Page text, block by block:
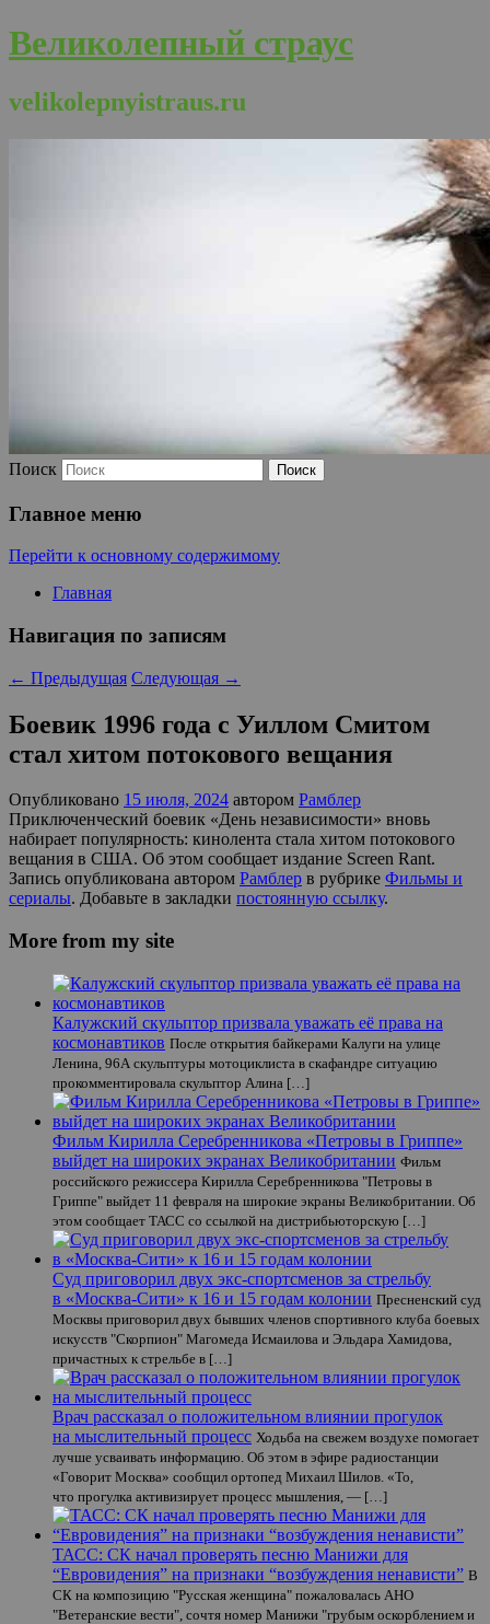
Великолепный страус
velikolepnyistraus.ru
Поиск
Главное меню
Перейти к основному содержимому
Главная
Навигация по записям
← Предыдущая Следующая →
Боевик 1996 года с Уиллом Смитом
стал хитом потокового вещания
Опубликовано 15 июля, 2024 автором Рамблер
Приключенческий боевик «День независимости» вновь
набирает популярность: кинолента стала хитом потокового
вещания в США. Об этом сообщает издание Screen Rant.
Запись опубликована автором Рамблер в рубрике Фильмы и
сериалы. Добавьте в закладки постоянную ссылку.
More from my site
Калужский скульптор призвала уважать её права на
космонавтиков После открытия байкерами Калуги на улице
Ленина, 96А скульптуры мотоциклиста в скафандре ситуацию
прокомментировала скульптор Алина […]
Фильм Кирилла Серебренникова «Петровы в Гриппе»
выйдет на широких экранах Великобритании Фильм
российского режиссера Кирилла Серебренникова "Петровы в
Гриппе" выйдет 11 февраля на широкие экраны Великобритании. Об
этом сообщает ТАСС со ссылкой на дистрибьюторскую […]
Суд приговорил двух экс-спортсменов за стрельбу
в «Москва-Сити» к 16 и 15 годам колонии Пресненский суд
Москвы приговорил двух бывших членов спортивного клуба боевых
искусств "Скорпион" Магомеда Исмаилова и Эльдара Хамидова,
причастных к стрельбе в […]
Врач рассказал о положительном влиянии прогулок
на мыслительный процесс Ходьба на свежем воздухе помогает
лучше усваивать информацию. Об этом в эфире радиостанции
«Говорит Москва» сообщил ортопед Михаил Шилов. «То,
что прогулка активизирует процесс мышления, — […]
ТАСС: СК начал проверять песню Манижи для
“Евровидения” на признаки “возбуждения ненависти” В
СК на композицию "Русская женщина" пожаловалась АНО
"Ветеранские вести", сочтя номер Манижи "грубым оскорблением и